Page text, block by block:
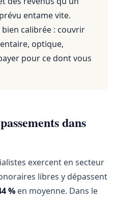
entame vite.
calibrée : couvrir
optique,
pour ce dont vous
dans
exercent en secteur
libres y dépassent
% en moyenne. Dans le